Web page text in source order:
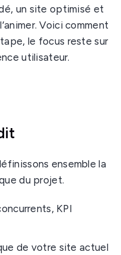
un site optimisé et
Voici comment
le focus reste sur
utilisateur.
ensemble la
du projet.
KPI
de votre site actuel